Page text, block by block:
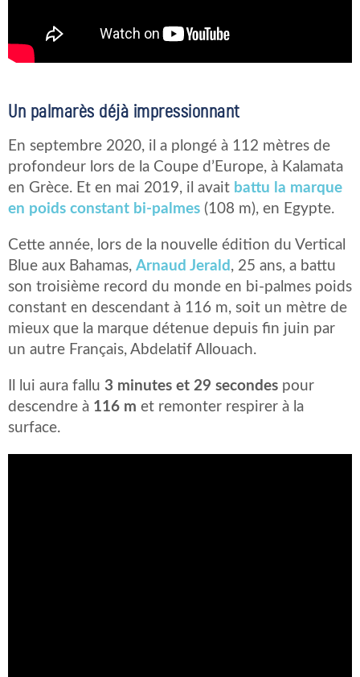
Un palmarès déjà impressionnant
En septembre 2020, il a plongé à 112 mètres de
profondeur lors de la Coupe d’Europe, à Kalamata
en Grèce. Et en mai 2019, il avait battu la marque
en poids constant bi-palmes (108 m), en Egypte.
Cette année, lors de la nouvelle édition du Vertical
Blue aux Bahamas, Arnaud Jerald , 25 ans, a battu
son troisième record du monde en bi-palmes poids
constant en descendant à 116 m, soit un mètre de
mieux que la marque détenue depuis fin juin par
un autre Français, Abdelatif Allouach.
Il lui aura fallu 3 minutes et 29 secondes pour
descendre à 116 m et remonter respirer à la
surface.